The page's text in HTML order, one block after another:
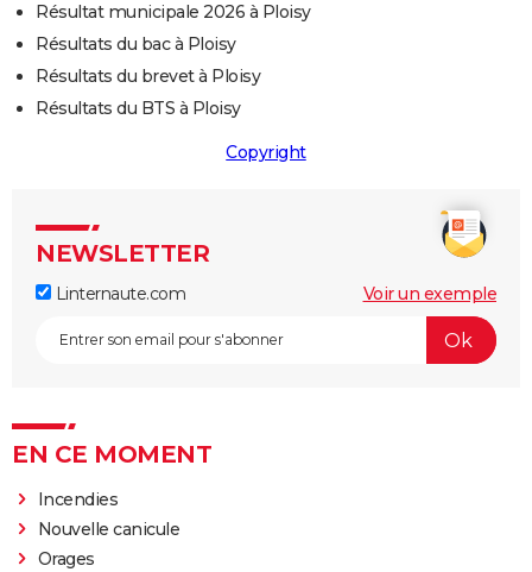
Résultat municipale 2026 à Ploisy
Résultats du bac à Ploisy
Résultats du brevet à Ploisy
Résultats du BTS à Ploisy
Copyright
NEWSLETTER
Linternaute.com Voir un exemple
EN CE MOMENT
Incendies
Nouvelle canicule
Orages